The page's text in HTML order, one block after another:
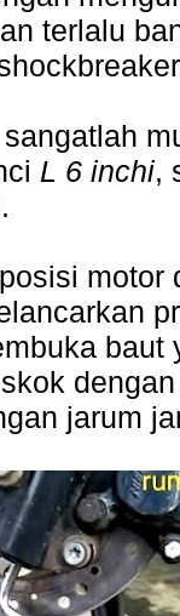
terlalu
L 6 inchi,
motor
baut
jarum